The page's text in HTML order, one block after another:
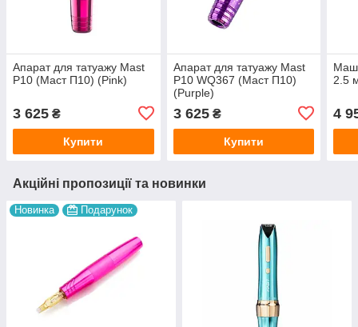
Апарат для татуажу Mast
P10 (Маст П10) (Pink)
3 625 ₴
Купити
Апарат для татуажу Mast
P10 WQ367 (Маст П10)
(Purple)
3 625₴
Купити
2.5
4
Акційні пропозиції та новинки
Новинка Подарунок